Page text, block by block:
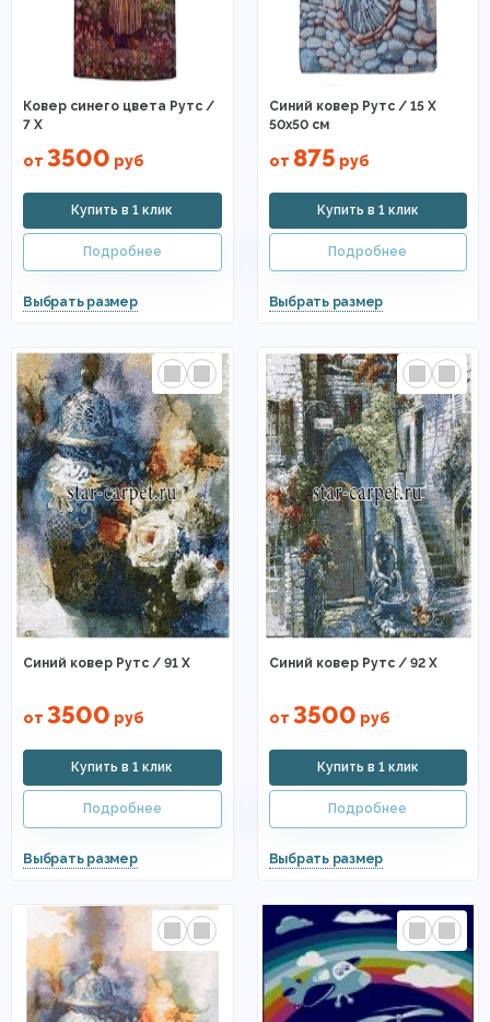
Ковер синего цвета Рутс /
7 X
от 3500 руб
Синий ковер Рутс / 15 X
50х50 см
от 875 руб
Синий ковер Рутс / 91 X
от 3500 руб
Синий ковер Рутс / 92 X
от 3500 руб